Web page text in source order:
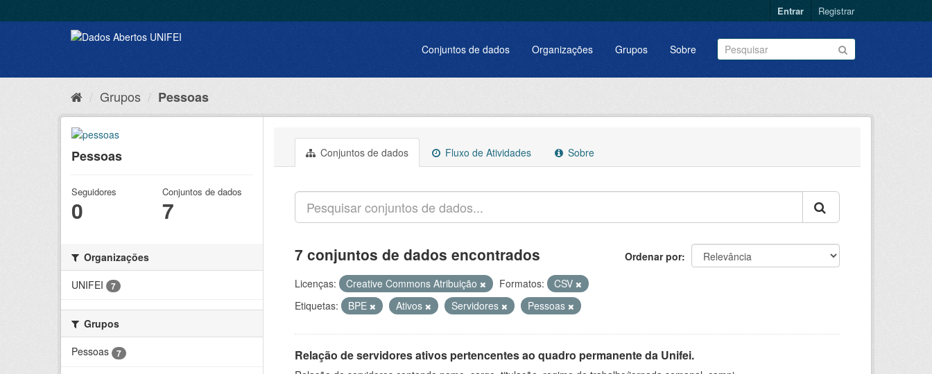
Entrar Registrar
Conjuntos de dados Organizações Grupos Sobre
Grupos Pessoas
Pessoas
Seguidores
0
Conjuntos de dados
7
Organizações
UNIFEI
7
Grupos
Pessoas
7
Conjuntos de dados Fluxo de Atividades Sobre
Ordenar por
7 conjuntos de dados encontrados
Licenças: Creative Commons Atribuição Formatos:
CSV
Etiquetas:
BPE Ativos Servidores Pessoas
Relação de servidores ativos pertencentes ao quadro permanente da Unifei.